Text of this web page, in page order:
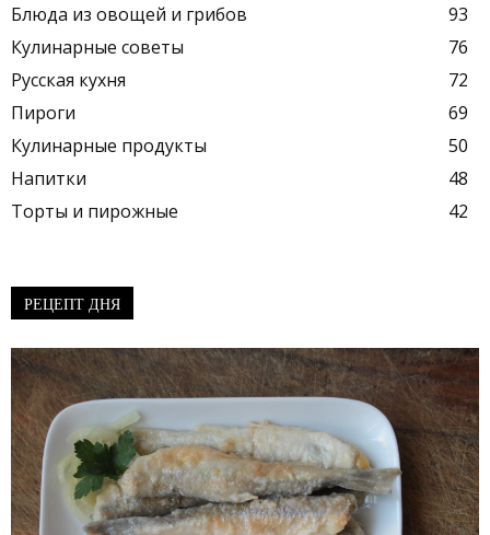
Блюда из овощей и грибов
93
Кулинарные советы
76
Русская кухня
72
Пироги
69
Кулинарные продукты
50
Напитки
48
Торты и пирожные
42
РЕЦЕПТ ДНЯ